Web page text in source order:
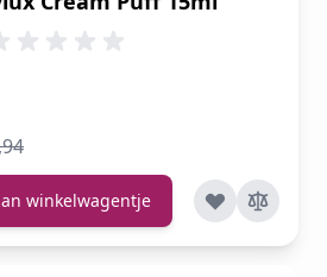
winkelwagentje